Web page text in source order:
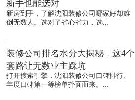
新手也能选对
新房到手，了解沈阳装修公司哪家好却难
倒无数人。选对了省心省力，选...
装修公司排名水分大揭秘，这4个
套路让无数业主踩坑
打开搜索引擎，沈阳装修公司口碑排行、
年度口碑第一等榜单扑面而来。...